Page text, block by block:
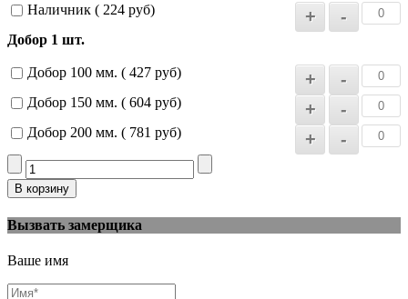
Наличник ( 224 руб)
Добор 1 шт.
Добор 100 мм. ( 427 руб)
Добор 150 мм. ( 604 руб)
Добор 200 мм. ( 781 руб)
Вызвать замерщика
Ваше имя